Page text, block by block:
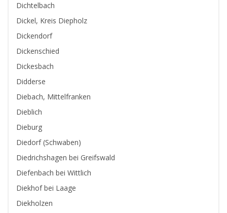
Dichtelbach
Dickel, Kreis Diepholz
Dickendorf
Dickenschied
Dickesbach
Didderse
Diebach, Mittelfranken
Dieblich
Dieburg
Diedorf (Schwaben)
Diedrichshagen bei Greifswald
Diefenbach bei Wittlich
Diekhof bei Laage
Diekholzen